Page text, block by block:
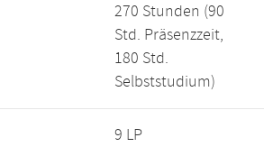
270 Stunden (90
Std. Präsenzzeit,
180 Std.
Selbststudium)
9 LP